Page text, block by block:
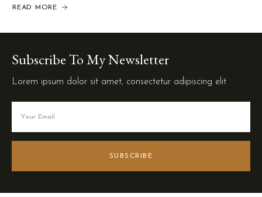
READ MORE
Subscribe To My Newsletter
Lorem ipsum dolor sit amet, consectetur adipiscing elit
SUBSCRIBE